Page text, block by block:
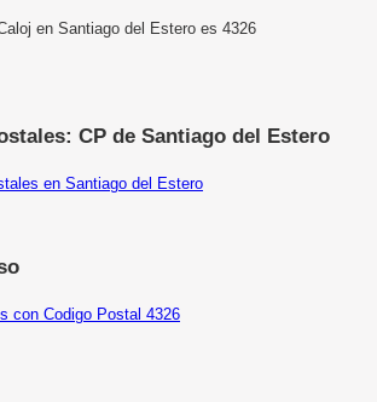
en Santiago del Estero es 4326
CP de Santiago del Estero
en Santiago del Estero
con Codigo Postal 4326